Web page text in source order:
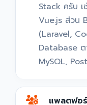
Stack ครับ เ
Vue.js ส่วน
(Laravel,
Database ต
MySQL,
แพลตฟอร์